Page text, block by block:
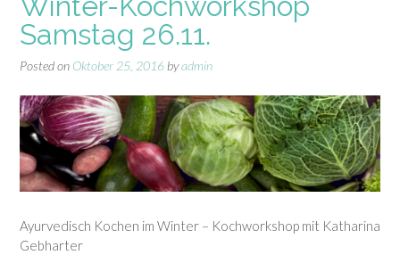
Samstag 26.11.
Posted on Oktober 25, 2016 byadmin
Ayurvedisch Kochen im Winter – Kochworkshop mit Katharina
Gebharter